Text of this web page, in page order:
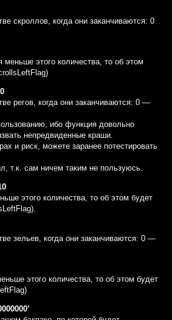
скроллов, когда они заканчиваются: 0
меньше этого количества, то об этом
регов, когда они заканчиваются: 0 —
ибо функция довольно
непредвиденные краши.
и риск, можете заранее потестировать
т.к. сам ничем таким не пользуюсь.
этого количества, то об этом будет
зельев, когда они заканчиваются: 0 —
этого количества, то об этом будет